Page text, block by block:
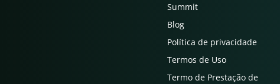
Summit
Blog
Política de privacidade
Termos de Uso
Termo de Prestação de